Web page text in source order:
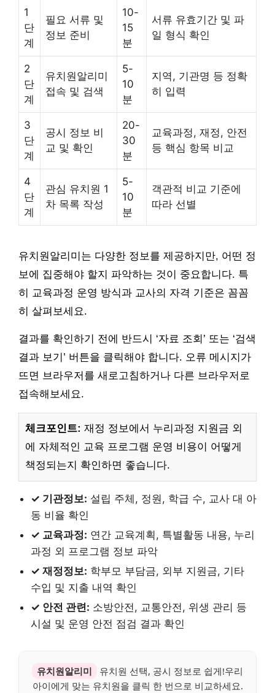
1
단
계
필요 서류 및
정보 준비
10-
15
분
서류 유효기간 및 파
일 형식 확인
2
단
계
유치원알리미
접속 및 검색
5-
10
분
지역, 기관명 등 정확
히 입력
3
단
계
공시 정보 비
교 및 확인
20-
30
분
교육과정, 재정, 안전
등 핵심 항목 비교
4
단
계
관심 유치원 1
차 목록 작성
5-
10
분
객관적 비교 기준에
따라 선별
유치원알리미는 다양한 정보를 제공하지만, 어떤 정
보에 집중해야 할지 파악하는 것이 중요합니다. 특
히 교육과정 운영 방식과 교사의 자격 기준은 꼼꼼
히 살펴보세요.
결과를 확인하기 전에 반드시 ‘자료 조회’ 또는 ‘검색
결과 보기’ 버튼을 클릭해야 합니다. 오류 메시지가
뜨면 브라우저를 새로고침하거나 다른 브라우저로
접속해보세요.
체크포인트: 재정 정보에서 누리과정 지원금 외
에 자체적인 교육 프로그램 운영 비용이 어떻게
책정되는지 확인하면 좋습니다.
✓ 기관정보: 설립 주체, 정원, 학급 수, 교사 대 아
동 비율 확인
✓ 교육과정: 연간 교육계획, 특별활동 내용, 누리
과정 외 프로그램 정보 파악
✓ 재정정보: 학부모 부담금, 외부 지원금, 기타
수입 및 지출 내역 확인
✓ 안전 관련: 소방안전, 교통안전, 위생 관리 등
시설 및 운영 안전 점검 결과 확인
유치원알리미
유치원 선택, 공시 정보로 쉽게!우리
아이에게 맞는 유치원을 클릭 한 번으로 비교하세요.